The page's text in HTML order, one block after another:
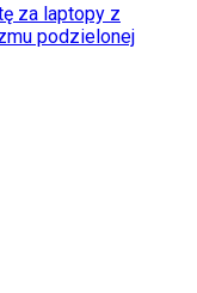
za laptopy z
podzielonej